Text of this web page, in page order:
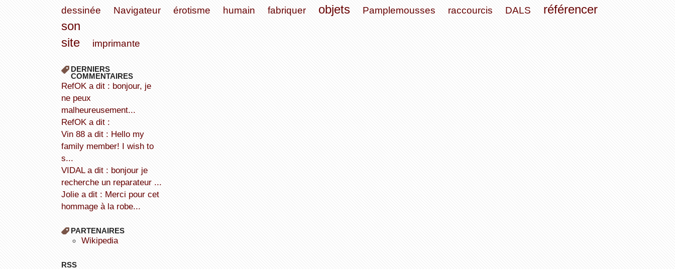
dessinée
Navigateur érotisme humain fabriquer objets Pamplemousses raccourcis DALS
référencer
son
site
imprimante
DERNIERS
COMMENTAIRES
refOK a dit : bonjour, je
ne peux
malheureusement...
refOK a dit :
Vin 88 a dit : Hello my
family member! I wish to
s...
VIDAL a dit : bonjour je
recherche un reparateur ...
Jolie a dit : Merci pour cet
hommage à la robe...
PARTENAIRES
wikipedia
RSS